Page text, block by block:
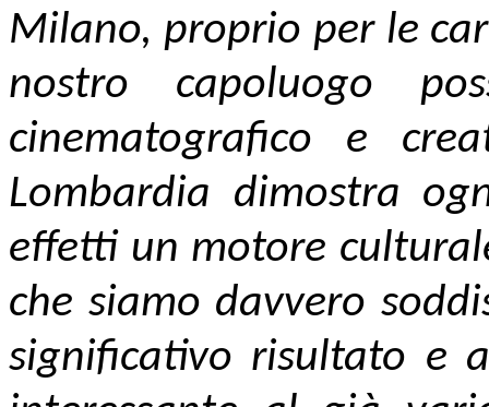
Milano, proprio per le
nostro capoluogo
cinematografico e
Lombardia dimostra
effetti un motore
che siamo davvero
significativo risultato e